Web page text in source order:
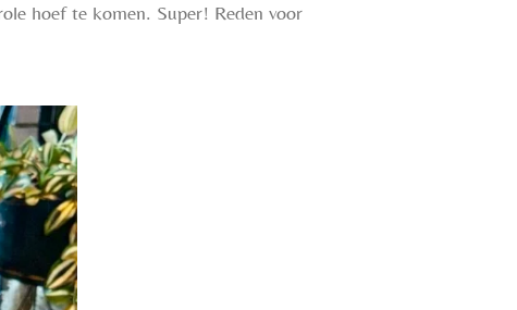
hoef te komen. Super! Reden voor